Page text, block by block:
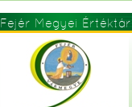
Fejér Megyei Értéktár